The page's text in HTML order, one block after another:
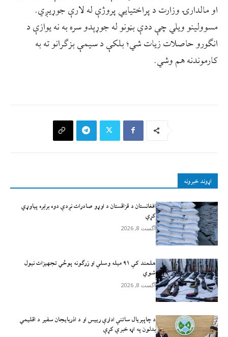
او مالدارۍ وزارت د پراختیایي پروژې له لارې جوړیږي.
مسوولینو ویلي چې ددې بڼونو له جوړېدو سره به نه یوازې د
انګورو حاصلات زیات شي؛ بلکې د سیمې بزګرانو ته به
کارموندنه هم وشي.
اړوند خبرونه
افغانستان د قزاقستان د اوړو صادرات نږدې دوه برابره پیاوړي
کړي
آگست 8, 2026
هلمند کې ۹۱ میله وسلې او زرګونه پوځي تجهیزات نیول
شوي
آگست 8, 2026
د چاپېریال ساتنې ادارې رییس او د اذربایجان سفیر د اقلیمي
بدلون په اړه خبرې کړې